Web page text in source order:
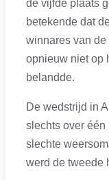
de vijfde plaats
betekende dat
winnares van
opnieuw niet op
belandde.
De wedstrijd in
slechts over één
slechte
werd de tweede